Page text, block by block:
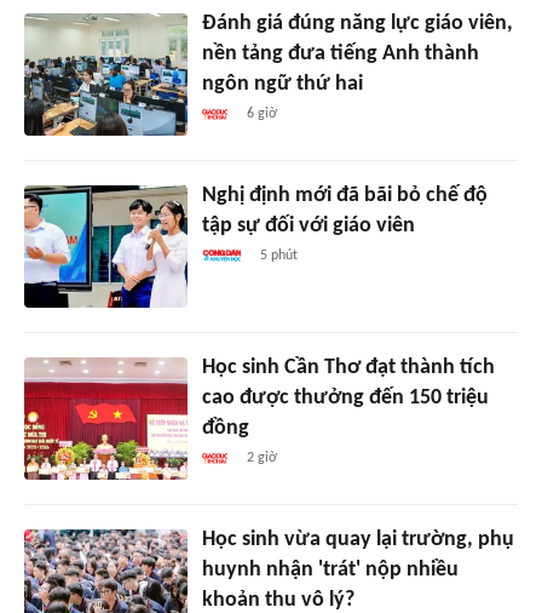
Đánh giá đúng năng lực giáo viên,
nền tảng đưa tiếng Anh thành
ngôn ngữ thứ hai
6 giờ
Nghị định mới đã bãi bỏ chế độ
tập sự đối với giáo viên
5 phút
Học sinh Cần Thơ đạt thành tích
cao được thưởng đến 150 triệu
đồng
2 giờ
Học sinh vừa quay lại trường, phụ
huynh nhận 'trát' nộp nhiều
khoản thu vô lý?